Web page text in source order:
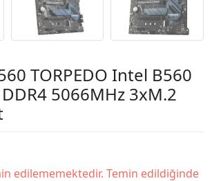
TORPEDO Intel B560
5066MHz 3xM.2
edilememektedir. Temin edildiğinde